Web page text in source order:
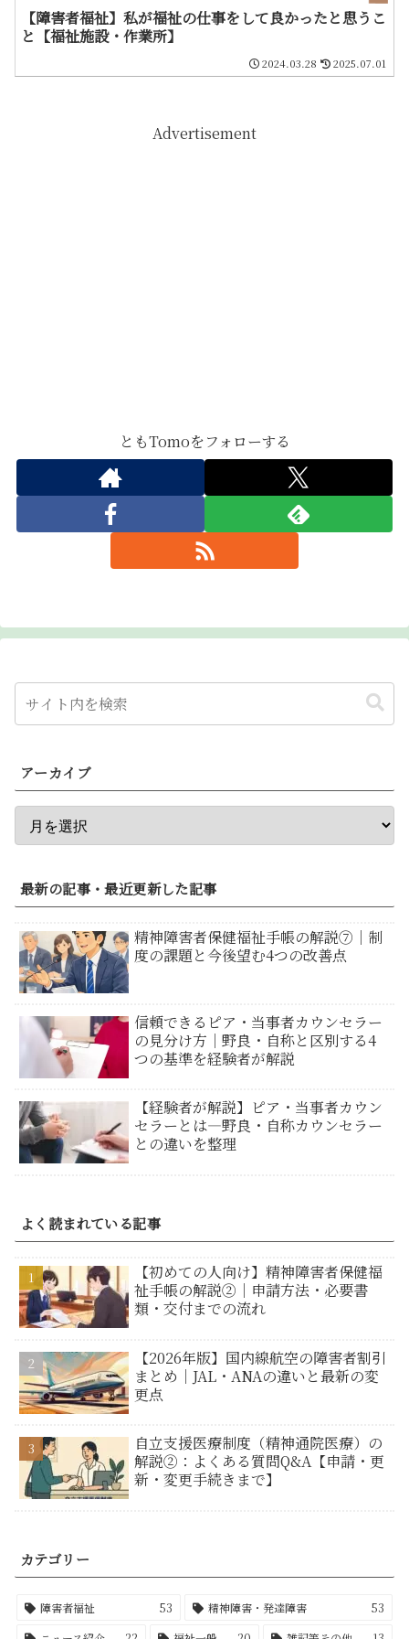
【障害者福祉】私が福祉の仕事をして良かったと思うこ
と【福祉施設・作業所】
2024.03.28 2025.07.01
Advertisement
ともTomoをフォローする
アーカイブ
最新の記事・最近更新した記事
精神障害者保健福祉手帳の解説⑦｜制
度の課題と今後望む4つの改善点
信頼できるピア・当事者カウンセラー
の見分け方｜野良・自称と区別する4
つの基準を経験者が解説
【経験者が解説】ピア・当事者カウン
セラーとは―野良・自称カウンセラー
との違いを整理
よく読まれている記事
【初めての人向け】精神障害者保健福
祉手帳の解説②｜申請方法・必要書
類・交付までの流れ
【2026年版】国内線航空の障害者割引
まとめ｜JAL・ANAの違いと最新の変
更点
自立支援医療制度（精神通院医療）の
解説②：よくある質問Q&A【申請・更
新・変更手続きまで】
カテゴリー
障害者福祉 53 精神障害・発達障害
53